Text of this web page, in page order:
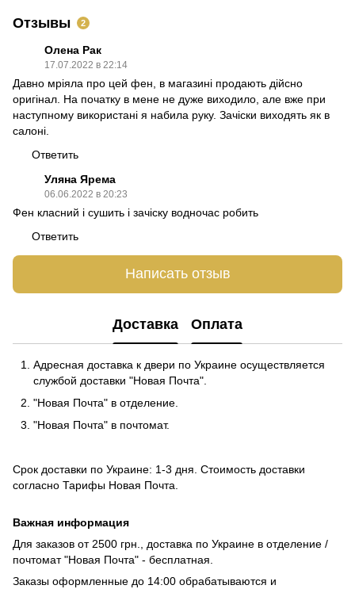
Отзывы 2
Олена Рак
17.07.2022 в 22:14
Давно мріяла про цей фен, в магазині продають дійсно
оригінал. На початку в мене не дуже виходило, але вже при
наступному використані я набила руку. Зачіски виходять як в
салоні.
Ответить
Уляна Ярема
06.06.2022 в 20:23
Фен класний і сушить і зачіску водночас робить
Ответить
Написать отзыв
Доставка Оплата
Адресная доставка к двери по Украине осуществляется
службой доставки "Новая Почта".
"Новая Почта" в отделение.
"Новая Почта" в почтомат.
Срок доставки по Украине: 1-3 дня. Стоимость доставки
согласно Тарифы Новая Почта
Важная информация
Для заказов от 2500 грн., доставка по Украине в отделение /
почтомат "Новая Почта" - бесплатная.
Заказы оформленные до 14:00 обрабатываются и